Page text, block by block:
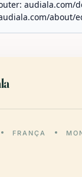
audiala.com/
about/
FRANÇA